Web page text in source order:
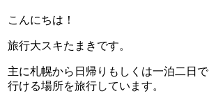
こんにちは！
旅行大スキたまきです。
主に札幌から日帰りもしくは一泊二日で
行ける場所を旅行しています。